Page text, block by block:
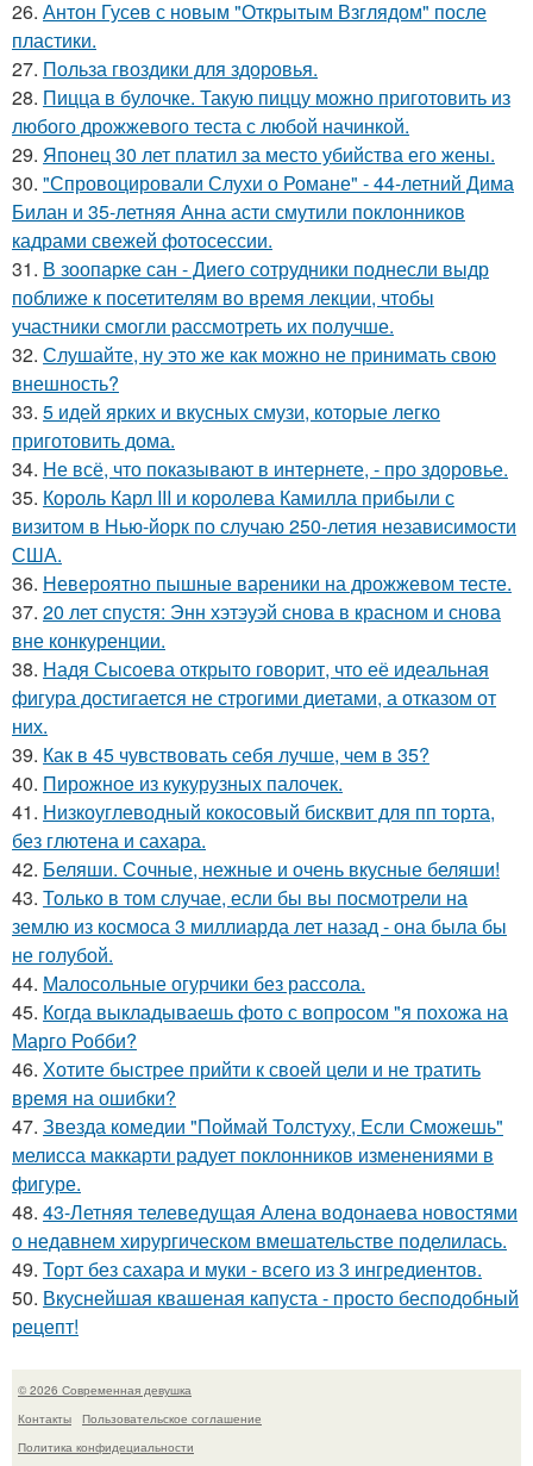
26. Антон Гусев с новым "Открытым Взглядом" после
пластики.
27. Польза гвоздики для здоровья.
28. Пицца в булочке. Такую пиццу можно приготовить из
любого дрожжевого теста с любой начинкой.
29. Японец 30 лет платил за место убийства его жены.
30. "Спровоцировали Слухи о Романе" - 44-летний Дима
Билан и 35-летняя Анна асти смутили поклонников
кадрами свежей фотосессии.
31. В зоопарке сан - Диего сотрудники поднесли выдр
поближе к посетителям во время лекции, чтобы
участники смогли рассмотреть их получше.
32. Слушайте, ну это же как можно не принимать свою
внешность?
33. 5 идей ярких и вкусных смузи, которые легко
приготовить дома.
34. Не всё, что показывают в интернете, - про здоровье.
35. Король Карл III и королева Камилла прибыли с
визитом в Нью-йорк по случаю 250-летия независимости
США.
36. Невероятно пышные вареники на дрожжевом тесте.
37. 20 лет спустя: Энн хэтэуэй снова в красном и снова
вне конкуренции.
38. Надя Сысоева открыто говорит, что её идеальная
фигура достигается не строгими диетами, а отказом от
них.
39. Как в 45 чувствовать себя лучше, чем в 35?
40. Пирожное из кукурузных палочек.
41. Низкоуглеводный кокосовый бисквит для пп торта,
без глютена и сахара.
42. Беляши. Сочные, нежные и очень вкусные беляши!
43. Только в том случае, если бы вы посмотрели на
землю из космоса 3 миллиарда лет назад - она была бы
не голубой.
44. Малосольные огурчики без рассола.
45. Когда выкладываешь фото с вопросом "я похожа на
Марго Робби?
46. Хотите быстрее прийти к своей цели и не тратить
время на ошибки?
47. Звезда комедии "Поймай Толстуху, Если Сможешь"
мелисса маккарти радует поклонников изменениями в
фигуре.
48. 43-Летняя телеведущая Алена водонаева новостями
о недавнем хирургическом вмешательстве поделилась.
49. Торт без сахара и муки - всего из 3 ингредиентов.
50. Вкуснейшая квашеная капуста - просто бесподобный
рецепт!
© 2026 Современная девушка
Контакты
Пользовательское соглашение
Политика конфидециальности